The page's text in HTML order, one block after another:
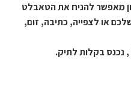
מאפשר להניח את הטאבלט
או לצפייה, כתיבה, זום,
בקלות לתיק.